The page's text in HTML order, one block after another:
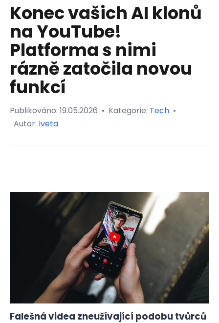
Konec vašich AI klonů
na YouTube!
Platforma s nimi
rázně zatočila novou
funkcí
Publikováno: 19.05.2026 • Kategorie: Tech •
Autor: Iveta
Falešná videa zneužívající podobu tvůrců